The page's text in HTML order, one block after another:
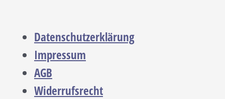
Datenschutzerklärung
Impressum
AGB
Widerrufsrecht